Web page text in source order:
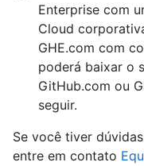
Enterprise com
Cloud
GHE.com com
poderá baixar o
GitHub.com ou
seguir.
Se você tiver
entre em contato